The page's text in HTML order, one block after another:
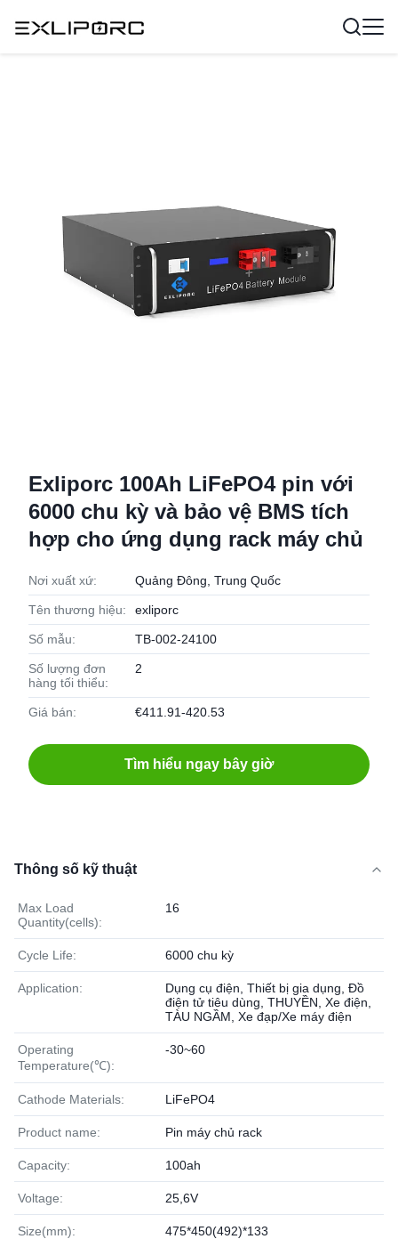
Exliporc 100Ah LiFePO4 pin với
6000 chu kỳ và bảo vệ BMS tích
hợp cho ứng dụng rack máy chủ
Nơi xuất xứ: Quảng Đông, Trung Quốc
Tên thương hiệu: exliporc
Số mẫu: TB-002-24100
Số lượng đơn
hàng tối thiểu:
2
Giá bán: €411.91-420.53
Tìm hiểu ngay bây giờ
Thông số kỹ thuật
Max Load
Quantity(cells):
16
Cycle Life: 6000 chu kỳ
Application:
Dụng cụ điện, Thiết bị gia dụng, Đồ
điện tử tiêu dùng, THUYỀN, Xe điện,
TÀU NGẦM, Xe đạp/Xe máy điện
Operating
Temperature(℃):
-30~60
Cathode Materials: LiFePO4
Product name: Pin máy chủ rack
Capacity: 100ah
Voltage: 25,6V
Size(mm): 475*450(492)*133